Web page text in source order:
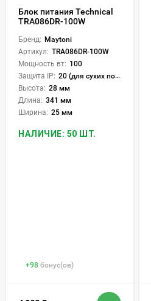
Блок питания Technical
TRA086DR-100W
Бренд: Maytoni
Артикул: TRA086DR-100W
Мощность вт: 100
Защита IP: 20 (для сухих пом.)
Высота: 28 мм
Длина: 341 мм
Ширина: 25 мм
НАЛИЧИЕ: 50 ШТ.
+98 бонус(ов)